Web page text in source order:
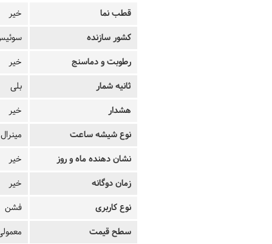
قطب نما
خیر
کشور سازنده
رطوبت و دماسنج
خیر
ثانیه شمار
بلی
هشدار
خیر
نوع شیشه ساعت
مینرال
نشان دهنده ماه و روز
خیر
زمان دوگانه
خیر
نوع کاربری
فشن
سطح قیمت